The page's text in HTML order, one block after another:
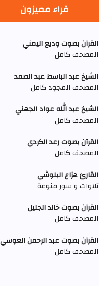
قراء مميزون
القرآن بصوت وديع اليمني
المصحف كامل
الشيخ عبد الباسط عبد الصمد
المصحف المجود كامل
الشيخ عبد الله عواد الجهني
المصحف كامل
القرآن بصوت رعد الكردي
المصحف كامل
القارئ هزاع البلوشي
تلاوات و سور منوعة
القرآن بصوت خالد الجليل
المصحف كامل
القرآن بصوت عبد الرحمن العوسي
المصحف كامل